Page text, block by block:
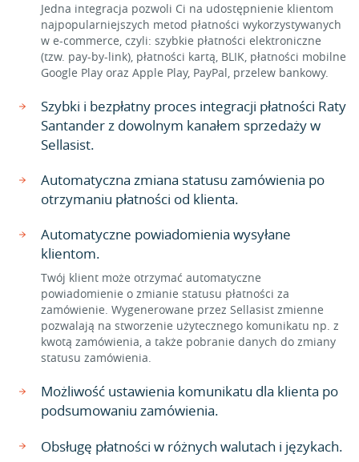
Jedna integracja pozwoli Ci na udostępnienie klientom
najpopularniejszych metod płatności wykorzystywanych
w e-commerce, czyli: szybkie płatności elektroniczne
(tzw. pay-by-link), płatności kartą, BLIK, płatności mobilne
Google Play oraz Apple Play, PayPal, przelew bankowy.
Szybki i bezpłatny proces integracji płatności Raty
Santander z dowolnym kanałem sprzedaży w
Sellasist.
Automatyczna zmiana statusu zamówienia po
otrzymaniu płatności od klienta.
Automatyczne powiadomienia wysyłane
klientom.
Twój klient może otrzymać automatyczne
powiadomienie o zmianie statusu płatności za
zamówienie. Wygenerowane przez Sellasist zmienne
pozwalają na stworzenie użytecznego komunikatu np. z
kwotą zamówienia, a także pobranie danych do zmiany
statusu zamówienia.
Możliwość ustawienia komunikatu dla klienta po
podsumowaniu zamówienia.
Obsługę płatności w różnych walutach i językach.